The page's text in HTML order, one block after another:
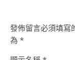
發佈留言必須填寫
為 *